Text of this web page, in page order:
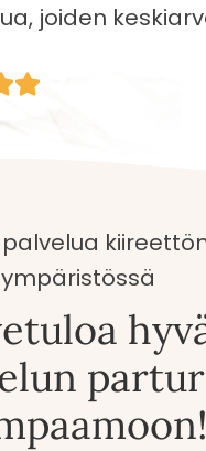
joiden
ympäristössä